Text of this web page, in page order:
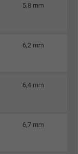
5,8 mm
6,2 mm
6,4 mm
6,7 mm